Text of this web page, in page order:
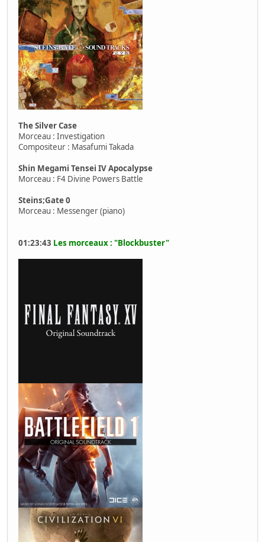
The Silver Case
Morceau : Investigation
Compositeur : Masafumi Takada
Shin Megami Tensei IV Apocalypse
Morceau : F4 Divine Powers Battle
Steins;Gate 0
Morceau : Messenger (piano)
01:23:43 Les morceaux : "Blockbuster"